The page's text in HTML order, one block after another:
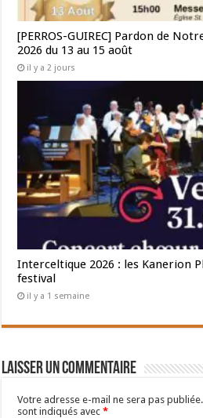
[PERROS-GUIREC] Pardon de
2026 du 13 au 15 août
il y a 2 jours
Interceltique 2026 : les Kanerion
festival
il y a 1 semaine
Laisser un commentaire
Votre adresse e-mail ne sera pas publiée.
sont indiqués avec*